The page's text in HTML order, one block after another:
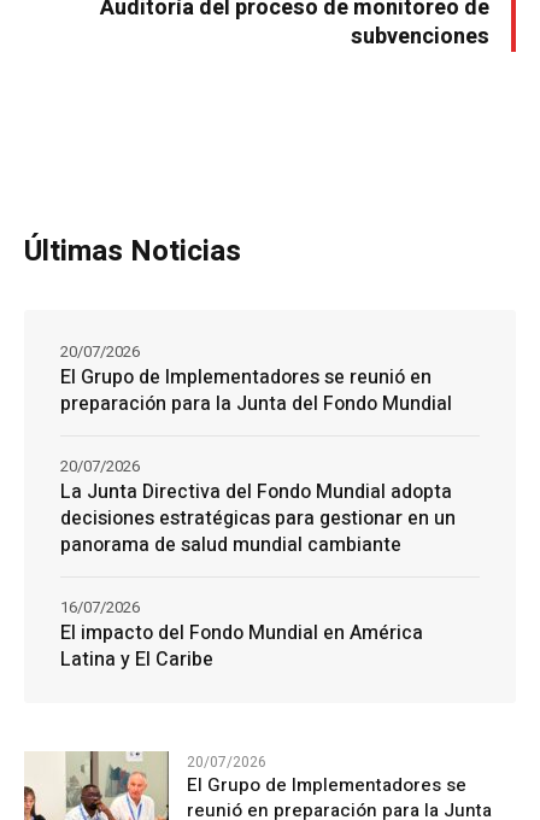
Auditoría del proceso de monitoreo de
subvenciones
Últimas Noticias
El Grupo de Implementadores se reunió en
preparación para la Junta del Fondo Mundial
20/07/2026
La Junta Directiva del Fondo Mundial adopta
decisiones estratégicas para gestionar en un
panorama de salud mundial cambiante
20/07/2026
El impacto del Fondo Mundial en América
Latina y El Caribe
16/07/2026
20/07/2026
El Grupo de Implementadores se
reunió en preparación para la Junta